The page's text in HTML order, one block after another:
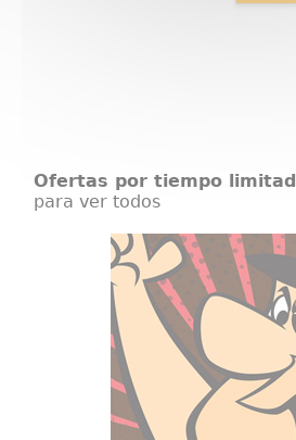
Ofertas por tiempo
para ver todos
Cuadro Pedro
Lienzo realizado en
Picapiedra de Los
Hanna-Barbera, el
tamaño aproximado